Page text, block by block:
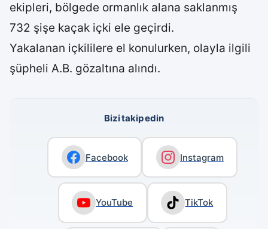
ekipleri, bölgede ormanlık alana saklanmış
732 şişe kaçak içki ele geçirdi.
Yakalanan içkililere el konulurken, olayla ilgili
şüpheli A.B. gözaltına alındı.
Bizi takip edin
Facebook Instagram
YouTube TikTok